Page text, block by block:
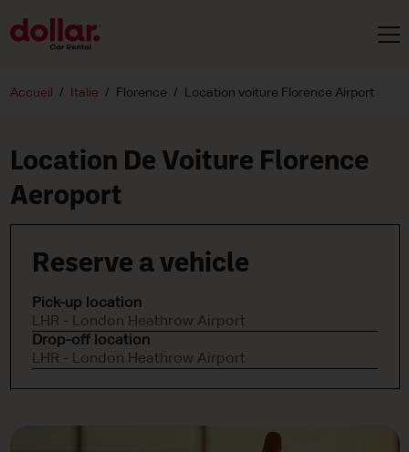
Accueil Italie Florence Location voiture Florence Airport
Location De Voiture Florence
Aeroport
Reserve a vehicle
Pick-up location
LHR - London Heathrow Airport
Drop-off location
LHR - London Heathrow Airport